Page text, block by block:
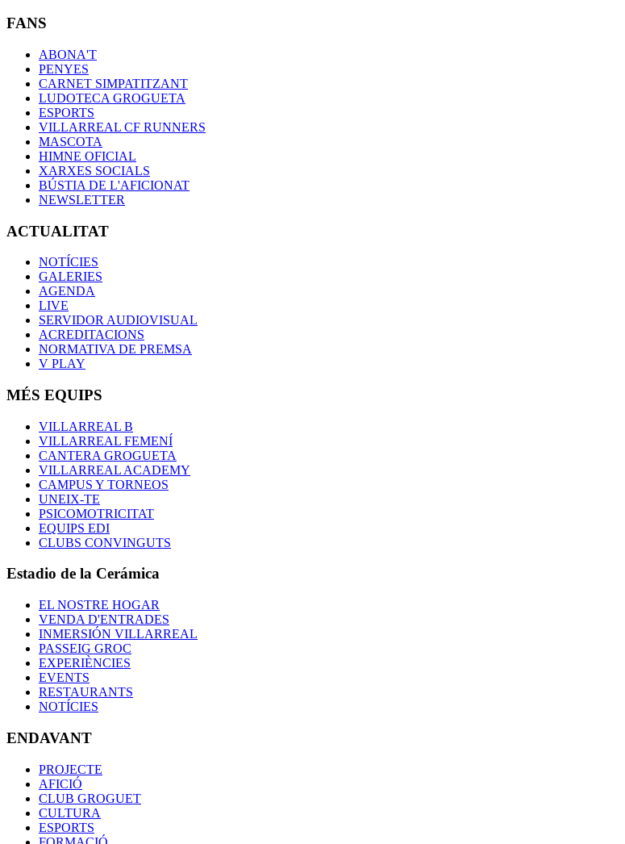
FANS
ABONA'T
PENYES
CARNET SIMPATITZANT
LUDOTECA GROGUETA
ESPORTS
VILLARREAL CF RUNNERS
MASCOTA
HIMNE OFICIAL
XARXES SOCIALS
BÚSTIA DE L'AFICIONAT
NEWSLETTER
ACTUALITAT
NOTÍCIES
GALERIES
AGENDA
LIVE
SERVIDOR AUDIOVISUAL
ACREDITACIONS
NORMATIVA DE PREMSA
V PLAY
MÉS EQUIPS
VILLARREAL B
VILLARREAL FEMENÍ
CANTERA GROGUETA
VILLARREAL ACADEMY
CAMPUS Y TORNEOS
UNEIX-TE
PSICOMOTRICITAT
EQUIPS EDI
CLUBS CONVINGUTS
Estadio de la Cerámica
EL NOSTRE HOGAR
VENDA D'ENTRADES
INMERSIÓN VILLARREAL
PASSEIG GROC
EXPERIÈNCIES
EVENTS
RESTAURANTS
NOTÍCIES
ENDAVANT
PROJECTE
AFICIÓ
CLUB GROGUET
CULTURA
ESPORTS